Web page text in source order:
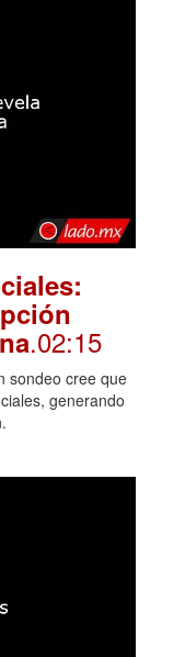
.02:15
sondeo cree que
generando